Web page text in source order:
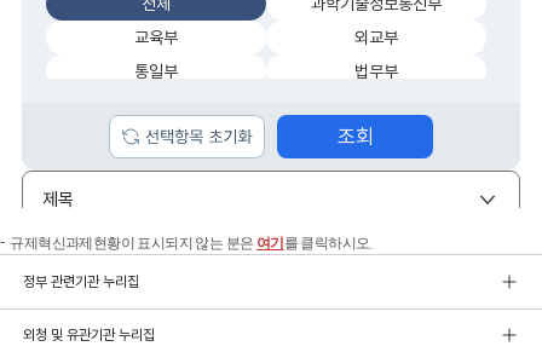
규제혁신과제현황이 표시되지 않는 분은 여기 를 클릭하시오.
정부 관련기관 누리집
외청 및 유관기관 누리집